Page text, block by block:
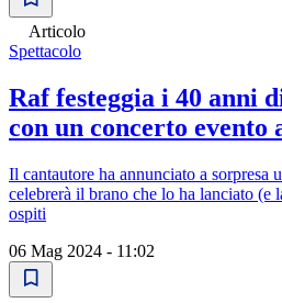
Articolo
Spettacolo
Raf festeggia i 40 anni
con un concerto evento
Il cantautore ha annunciato a sorpresa
celebrerà il brano che lo ha lanciato (e
ospiti
06 Mag 2024 - 11:02